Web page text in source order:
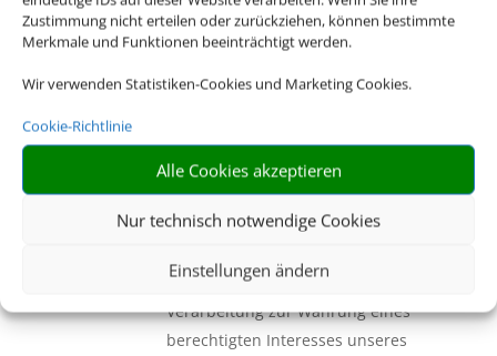
Zustimmung nicht erteilen oder zurückziehen, können bestimmte
Merkmale und Funktionen beeinträchtigt werden.
Wir verwenden Statistiken-Cookies und Marketing Cookies.
Cookie-Richtlinie
Alle Cookies akzeptieren
Nur technisch notwendige Cookies
Einstellungen ändern
vorsieht, aus Gründen eines
erheblichen öffentlichen Interesses
erforderlich (Art. 9 Abs. 2 Buchst. g)
personenbezogenen Daten für
Zwecke der Werbung und
Marktforschung erfolgt dann, wenn
erteilt haben oder wenn die
Verarbeitung zur Wahrung eines
berechtigten Interesses unseres